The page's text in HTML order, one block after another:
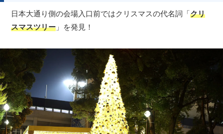
日本大通り側の会場入口前ではクリスマスの代名詞「クリ
スマスツリー 」を発見！